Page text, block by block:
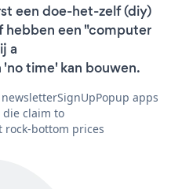
een doe-het-zelf (diy)
hebben een "computer
a
time' kan bouwen.
apps
claim to
rock-bottom prices